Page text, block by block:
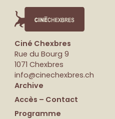
Ciné Chexbres
Rue du Bourg 9
1071 Chexbres
info@cinechexbres.ch
Archive
Accès – Contact
Programme